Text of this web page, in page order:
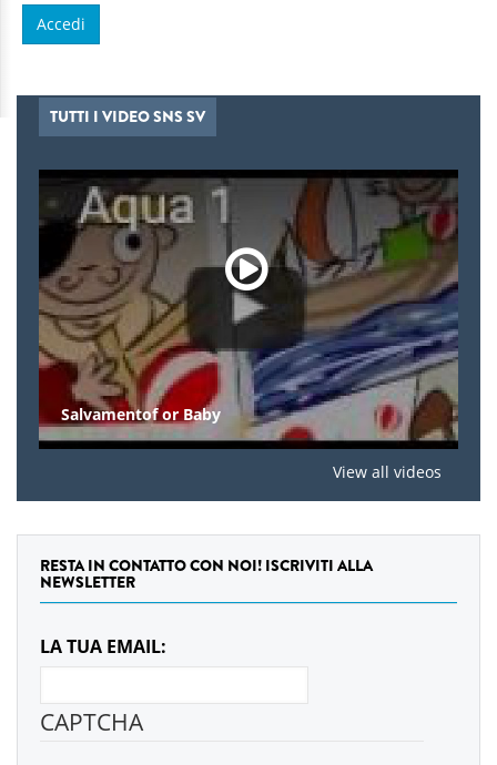
TUTTI I VIDEO SNS SV
Salvamentof or Baby
View all videos
RESTA IN CONTATTO CON NOI! ISCRIVITI ALLA
NEWSLETTER
LA TUA EMAIL:
CAPTCHA